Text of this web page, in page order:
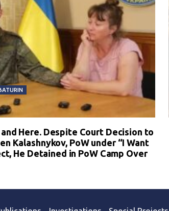
Here. Despite Court Decision to
Kalashnykov, PoW under “I Want
He Detained in PoW Camp Over